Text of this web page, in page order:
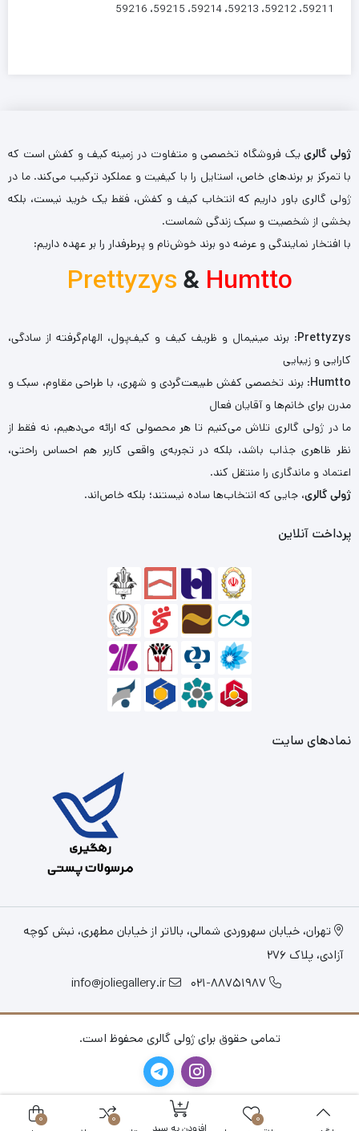
59211، 59212، 59213، 59214، 59215، 59216
ژولی گالرییک فروشگاه تخصصی و متفاوت در زمینه کیف و کفش است که
با تمرکز بر برندهای خاص، استایل را با کیفیت و عملکرد ترکیب می‌کند. ما در
ژولی گالری باور داریم که انتخاب کیف و کفش، فقط یک خرید نیست، بلکه
بخشی از شخصیت و سبک زندگی شماست.
با افتخار نمایندگی و عرضه دو برند خوش‌نام و پرطرفدار را بر عهده داریم:
Prettyzys& Humtto
Prettyzys: برند مینیمال و ظریف کیف و کیف‌پول، الهام‌گرفته از سادگی،
کارایی و زیبایی
Humtto: برند تخصصی کفش طبیعت‌گردی و شهری، با طراحی مقاوم، سبک و
مدرن برای خانم‌ها و آقایان فعال
ما در ژولی گالری تلاش می‌کنیم تا هر محصولی که ارائه می‌دهیم، نه فقط از
نظر ظاهری جذاب باشد، بلکه در تجربه‌ی واقعی کاربر هم احساس راحتی،
اعتماد و ماندگاری را منتقل کند.
ژولی گالری، جایی که انتخاب‌ها ساده نیستند؛ بلکه خاص‌اند.
پرداخت آنلاین
نمادهای سایت
تهران، خیابان سهروردی شمالی، بالاتر از خیابان مطهری، نبش کوچه
آزادی، پلاک 276
021-88751987
info@joliegallery.ir
تمامی حقوق برای ژولی گالری محفوظ است.
0
افزودن به سبد
0
0